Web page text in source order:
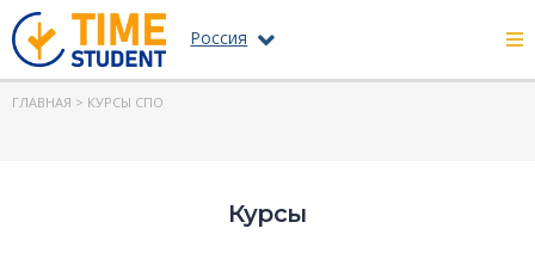
Россия
ГЛАВНАЯ > КУРСЫ СПО
Курсы